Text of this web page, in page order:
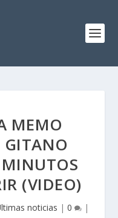
MEMO
GITANO
(VIDEO)
noticias | 0 |